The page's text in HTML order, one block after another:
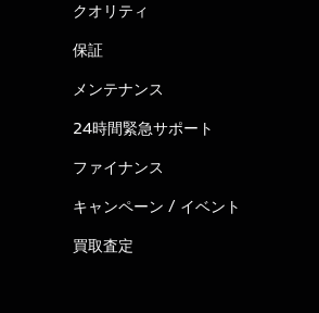
クオリティ
保証
メンテナンス
24時間緊急サポート
ファイナンス
キャンペーン / イベント
買取査定